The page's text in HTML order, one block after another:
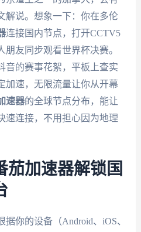
解说。想象一下：你在多伦
连接国内节点，打开CCTV5
友同步观看世界杯决赛。
音的赛事花絮，平板上查实
速，无限流量让你从开幕
速器的全球节点分布，能让
速连接，不用担心因为地理
茄加速器解锁国
你的设备（Android、iOS、